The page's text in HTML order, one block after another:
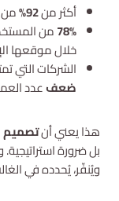
أكثر من92%
78%من
خلال موقعها
الشركات التي
ضعفعدد
هذا يعني أنتصميم
بل ضرورة
ويُنفّر، يُحدده في